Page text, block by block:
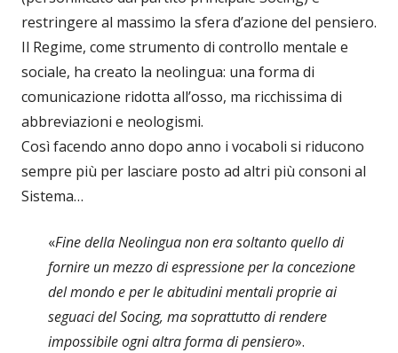
restringere al massimo la sfera d’azione del pensiero.
Il Regime, come strumento di controllo mentale e
sociale, ha creato la neolingua: una forma di
comunicazione ridotta all’osso, ma ricchissima di
abbreviazioni e neologismi.
Così facendo anno dopo anno i vocaboli si riducono
sempre più per lasciare posto ad altri più consoni al
Sistema…
«Fine della Neolingua non era soltanto quello di
fornire un mezzo di espressione per la concezione
del mondo e per le abitudini mentali proprie ai
seguaci del Socing, ma soprattutto di rendere
impossibile ogni altra forma di pensiero».